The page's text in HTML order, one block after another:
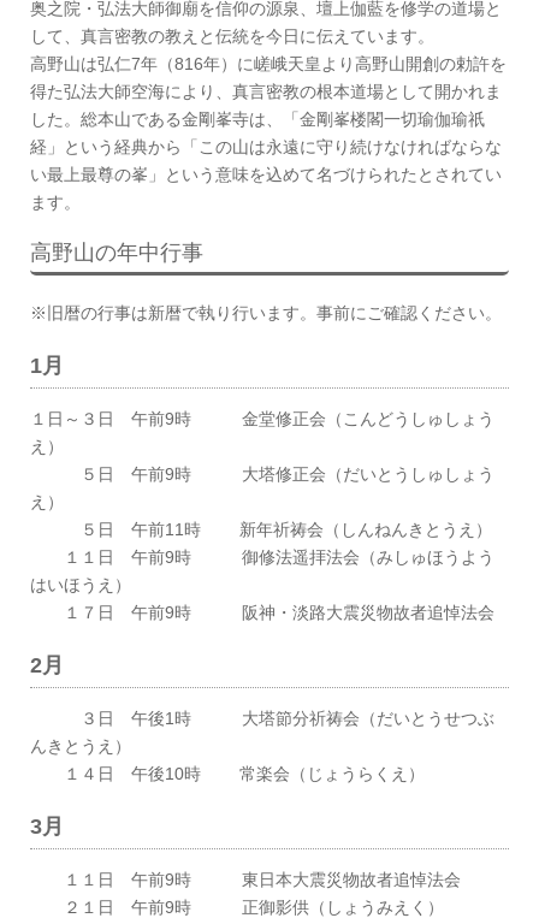
奥之院・弘法大師御廟を信仰の源泉、壇上伽藍を修学の道場と
して、真言密教の教えと伝統を今日に伝えています。
高野山は弘仁7年（816年）に嵯峨天皇より高野山開創の勅許を
得た弘法大師空海により、真言密教の根本道場として開かれま
した。総本山である金剛峯寺は、「金剛峯楼閣一切瑜伽瑜祇
経」という経典から「この山は永遠に守り続けなければならな
い最上最尊の峯」という意味を込めて名づけられたとされてい
ます。
高野山の年中行事
※旧暦の行事は新暦で執り行います。事前にご確認ください。
1月
１日～３日 午前9時 金堂修正会（こんどうしゅしょう
え）
５日 午前9時 大塔修正会（だいとうしゅしょう
え）
５日 午前11時 新年祈祷会（しんねんきとうえ）
１１日 午前9時 御修法遥拝法会（みしゅほうよう
はいほうえ）
１７日 午前9時 阪神・淡路大震災物故者追悼法会
2月
３日 午後1時 大塔節分祈祷会（だいとうせつぶ
んきとうえ）
１４日 午後10時 常楽会（じょうらくえ）
3月
１１日 午前9時 東日本大震災物故者追悼法会
２１日 午前9時 正御影供（しょうみえく）